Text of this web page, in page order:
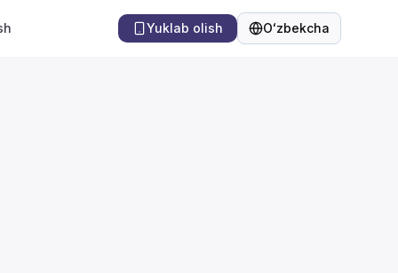
Yuklab olish Oʻzbekcha
Til